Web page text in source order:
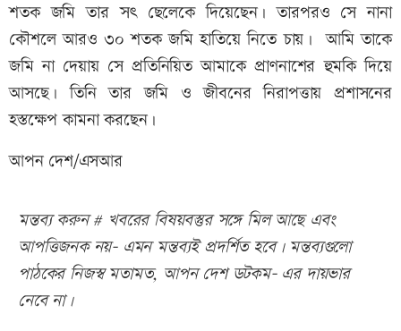
শতক জমি তার সৎ ছেলেকে দিয়েছেন। তারপরও সে নানা
কৌশলে আরও ৩০ শতক জমি হাতিয়ে নিতে চায়। আমি তাকে
জমি না দেয়ায় সে প্রতিনিয়িত আমাকে প্রাণনাশের হুমকি দিয়ে
আসছে। তিনি তার জমি ও জীবনের নিরাপত্তায় প্রশাসনের
হস্তক্ষেপ কামনা করছেন।
আপন দেশ/এসআর
মন্তব্য করুন # খবরের বিষয়বস্তুর সঙ্গে মিল আছে এবং
আপত্তিজনক নয়- এমন মন্তব্যই প্রদর্শিত হবে। মন্তব্যগুলো
পাঠকের নিজস্ব মতামত, আপন দেশ ডটকম- এর দায়ভার
নেবে না।